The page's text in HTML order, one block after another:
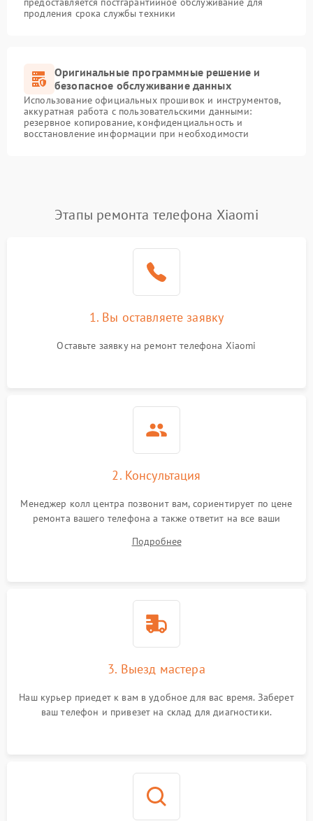
продления срока службы техники
Оригинальные программные решение и
безопасное обслуживание данных
Использование официальных прошивок и инструментов,
аккуратная работа с пользовательскими данными:
резервное копирование, конфиденциальность и
восстановление информации при необходимости
Этапы ремонта телефона Xiaomi
1. Вы оставляете заявку
Оставьте заявку на ремонт телефона Xiaomi
2. Консультация
Менеджер колл центра позвонит вам, сориентирует по цене
ремонта вашего телефона а также ответит на все ваши
Подробнее
3. Выезд мастера
Наш курьер приедет к вам в удобное для вас время. Заберет
ваш телефон и привезет на склад для диагностики.